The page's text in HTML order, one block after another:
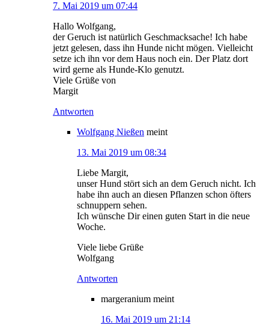
7. Mai 2019 um 07:44
Hallo Wolfgang,
der Geruch ist natürlich Geschmacksache! Ich habe
jetzt gelesen, dass ihn Hunde nicht mögen. Vielleicht
setze ich ihn vor dem Haus noch ein. Der Platz dort
wird gerne als Hunde-Klo genutzt.
Viele Grüße von
Margit
Antworten
Wolfgang Nießen meint
13. Mai 2019 um 08:34
Liebe Margit,
unser Hund stört sich an dem Geruch nicht. Ich
habe ihn auch an diesen Pflanzen schon öfters
schnuppern sehen.
Ich wünsche Dir einen guten Start in die neue
Woche.
Viele liebe Grüße
Wolfgang
Antworten
margeranium meint
16. Mai 2019 um 21:14